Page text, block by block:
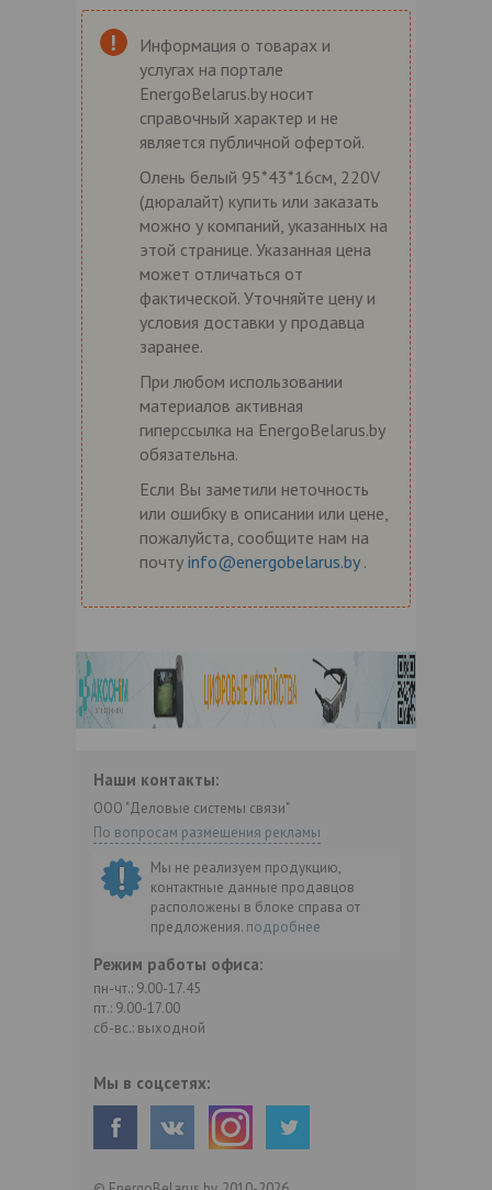
Информация о товарах и
услугах на портале
EnergoBelarus.by носит
справочный характер и не
является публичной офертой.
Олень белый 95*43*16см, 220V
(дюралайт) купить или заказать
можно у компаний, указанных на
этой странице. Указанная цена
может отличаться от
фактической. Уточняйте цену и
условия доставки у продавца
заранее.
При любом использовании
материалов активная
гиперссылка на EnergoBelarus.by
обязательна.
Если Вы заметили неточность
или ошибку в описании или цене,
пожалуйста, сообщите нам на
почту info@energobelarus.by .
Наши контакты:
ООО "Деловые системы связи"
По вопросам размещения рекламы
Мы не реализуем продукцию,
контактные данные продавцов
расположены в блоке справа от
предложения. подробнее
Режим работы офиса:
пн-чт.: 9.00-17.45
пт.: 9.00-17.00
сб-вс.: выходной
Мы в соцсетях: